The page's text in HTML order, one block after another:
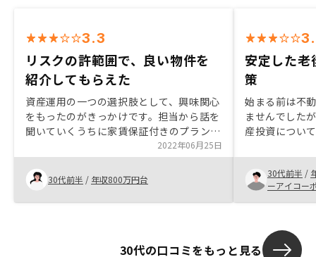
3.3
リスクの許範囲で、良い物件を
紹介してもらえた
資産運用の一つの選択肢として、興味関心
をもったのがきっかけです。担当から話を
聞いていくうちに家賃保証付きのプランな
どがあり、想像してたよりもリスクを抑え
ることができることが分かり、購入に至っ
た。リノシーはアプリで管理できるのがメ
リットだと思います。申し込みから契約ま
での手続きで、レスポンスが遅かったり、
ることがあった。申し込み後についても、
2022年06月25日
30代前半 / 年収800万円台
安定した老
策
始まる前は不
ませんでした
産投資につい
題やインフレ
が、目的にぴ
した。さらに
サポートがし
います。アプ
や確定申告の
30代前半 /
ーアイコー
30代の口コミをもっと見る